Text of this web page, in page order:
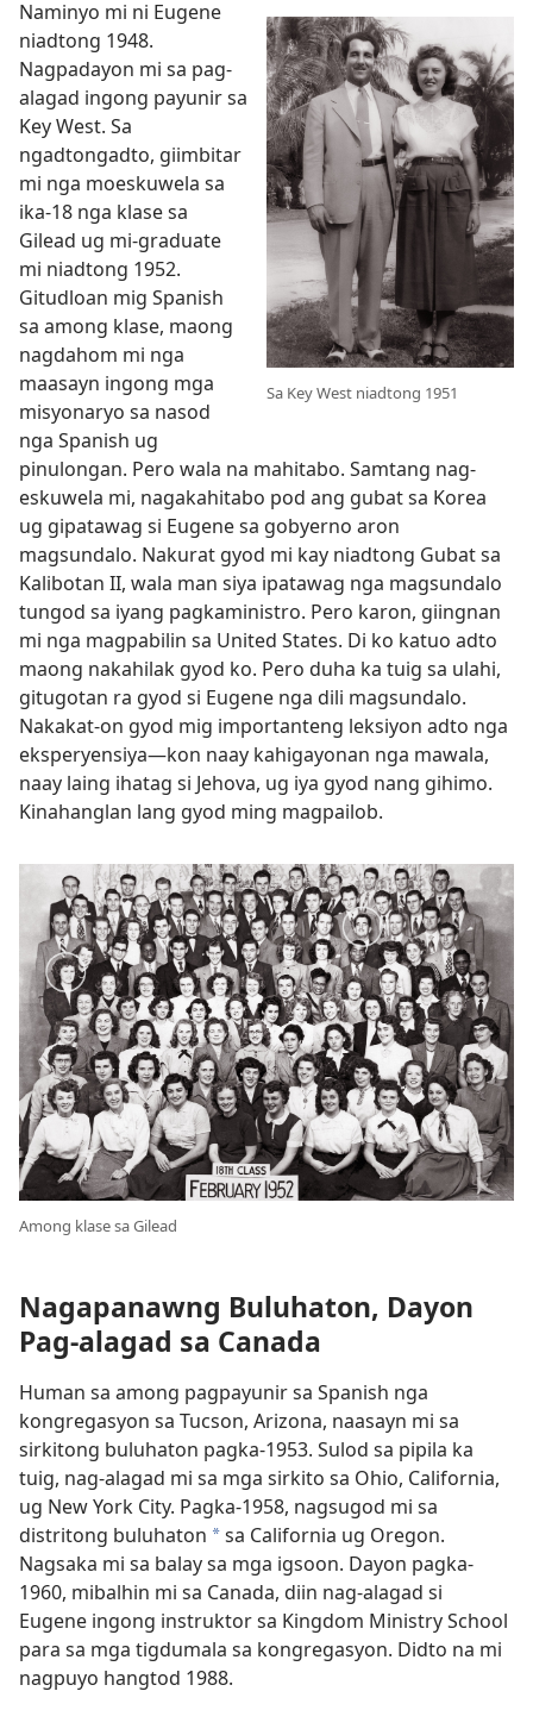
Sa Key West niadtong 1951
Naminyo mi ni Eugene
niadtong 1948.
Nagpadayon mi sa pag-
alagad ingong payunir sa
Key West. Sa
ngadtongadto, giimbitar
mi nga moeskuwela sa
ika-18 nga klase sa
Gilead ug mi-graduate
mi niadtong 1952.
Gitudloan mig Spanish
sa among klase, maong
nagdahom mi nga
maasayn ingong mga
misyonaryo sa nasod
nga Spanish ug
pinulongan. Pero wala na mahitabo. Samtang nag-
eskuwela mi, nagakahitabo pod ang gubat sa Korea
ug gipatawag si Eugene sa gobyerno aron
magsundalo. Nakurat gyod mi kay niadtong Gubat sa
Kalibotan II, wala man siya ipatawag nga magsundalo
tungod sa iyang pagkaministro. Pero karon, giingnan
mi nga magpabilin sa United States. Di ko katuo adto
maong nakahilak gyod ko. Pero duha ka tuig sa ulahi,
gitugotan ra gyod si Eugene nga dili magsundalo.
Nakakat-on gyod mig importanteng leksiyon adto nga
eksperyensiya—kon naay kahigayonan nga mawala,
naay laing ihatag si Jehova, ug iya gyod nang gihimo.
Kinahanglan lang gyod ming magpailob.
Among klase sa Gilead
Nagapanawng Buluhaton, Dayon
Pag-alagad sa Canada
Human sa among pagpayunir sa Spanish nga
kongregasyon sa Tucson, Arizona, naasayn mi sa
sirkitong buluhaton pagka-1953. Sulod sa pipila ka
tuig, nag-alagad mi sa mga sirkito sa Ohio, California,
ug New York City. Pagka-1958, nagsugod mi sa
distritong buluhaton asa California ug Oregon.
Nagsaka mi sa balay sa mga igsoon. Dayon pagka-
1960, mibalhin mi sa Canada, diin nag-alagad si
Eugene ingong instruktor sa Kingdom Ministry School
para sa mga tigdumala sa kongregasyon. Didto na mi
nagpuyo hangtod 1988.